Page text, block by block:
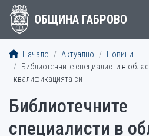
ОБЩИНА ГАБРОВО
Начало Актуално
Новини
Библиотечните специалисти в
квалификацията си
Библиотечните
специалисти в